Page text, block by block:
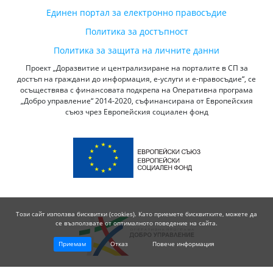
Единен портал за електронно правосъдие
Политика за достъпност
Политика за защита на личните данни
Проект „Доразвитие и централизиране на порталите в СП за
достъп на граждани до информация, е-услуги и е-правосъдие“, се
осъществява с финансовата подкрепа на Оперативна програма
„Добро управление“ 2014-2020, съфинансирана от Европейския
съюз чрез Европейския социален фонд
Този сайт използва бисквитки (cookies). Като приемете бисквитките, можете да
се възползвате от оптималното поведение на сайта.
Приемам Отказ Повече информация